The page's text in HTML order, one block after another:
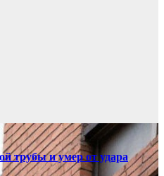
трубы и умер от удара